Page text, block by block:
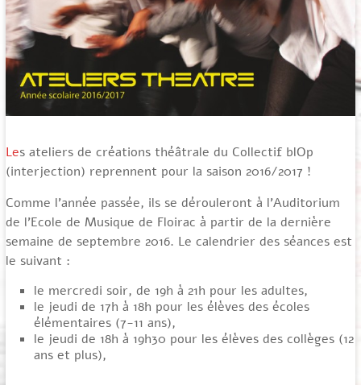
Les ateliers de créations théâtrale du Collectif blOp
(interjection) reprennent pour la saison 2016/2017 !
Comme l’année passée, ils se dérouleront à l’Auditorium
de l’Ecole de Musique de Floirac à partir de la dernière
semaine de septembre 2016. Le calendrier des séances est
le suivant :
le mercredi soir, de 19h à 21h pour les adultes,
le jeudi de 17h à 18h pour les élèves des écoles
élémentaires (7-11 ans),
le jeudi de 18h à 19h30 pour les élèves des collèges (12
ans et plus),